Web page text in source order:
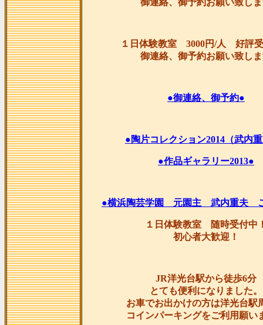
御連絡、御予約お願い致し
１日体験教室 3000円/人 好評
御連絡、御予約お願い致し
●御連絡、御予約●
●陶片コレクション2014（武内
●作品ギャラリー2013●
●横浜陶芸学園 元園主 武内重夫
１日体験教室 随時受付中
初心者大歓迎！
JR洋光台駅から徒歩6分
とても便利になりました。
お車でお出かけの方は洋光台駅
コインパーキングをご利用願い